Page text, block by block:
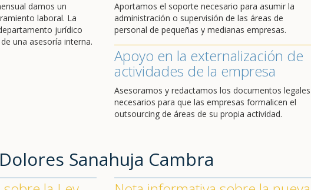
damos un
laboral. La
jurídico
una asesoría interna.
Aportamos el soporte necesario para asumir la
administración o supervisión de las áreas de
personal de pequeñas y medianas empresas.
Apoyo en la externalización de
actividades de la empresa
Asesoramos y redactamos los documentos legales
necesarios para que las empresas formalicen el
outsourcing de áreas de su propia actividad.
Sanahuja Cambra